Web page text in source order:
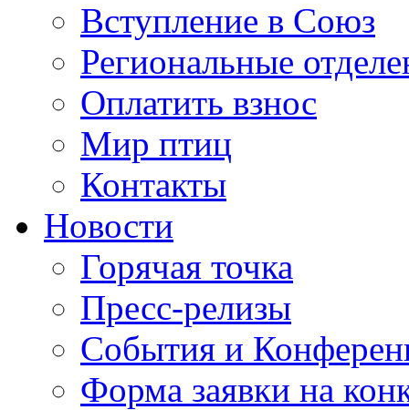
Вступление в Союз
Региональные
Оплатить взнос
Мир птиц
Контакты
Новости
Горячая точка
Пресс-релизы
События и
Форма заявки на